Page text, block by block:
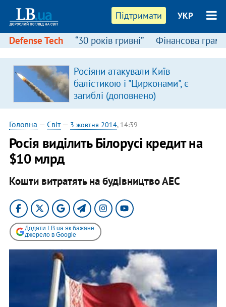
Підтримати УКР
Defense Tech “30 років гривні” Фінансова
Росіяни атакували Київ
балістикою і "Цирконами", є
загиблі (доповнено)
Головна — Світ— 3 жовтня 2014, 14:39
Росія виділить Білорусі кредит на
$10 млрд
Кошти витратять на будівництво АЕС
Додати LB.ua як бажане
джерело в Google